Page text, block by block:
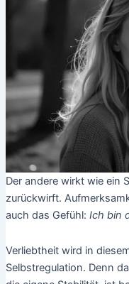
Der andere wirkt wie ein
zurückwirft.
auch das Gefühl: Ich bin
Verliebtheit wird in
Selbstregulation. Denn